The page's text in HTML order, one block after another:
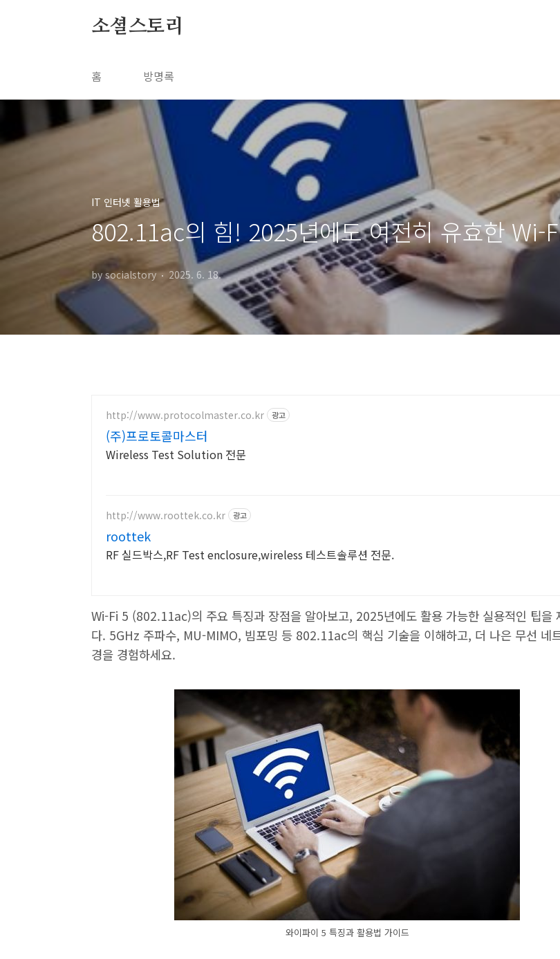
소셜스토리
홈 방명록
IT 인터넷 활용법
802.11ac의 힘! 2025년에도 여전히 유효한 Wi-
by socialstory 2025. 6. 18.
http://www.protocolmaster.co.kr 광고
(주)프로토콜마스터
Wireless Test Solution 전문
http://www.roottek.co.kr 광고
roottek
RF 실드박스,RF Test enclosure,wireless 테스트솔루션 전문.
Wi-Fi 5 (802.11ac)의 주요 특징과 장점을 알아보고, 2025년에도 활용 가능한 실용적인 팁을
다. 5GHz 주파수, MU-MIMO, 빔포밍 등 802.11ac의 핵심 기술을 이해하고, 더 나은 무선 네
경을 경험하세요.
와이파이 5 특징과 활용법 가이드